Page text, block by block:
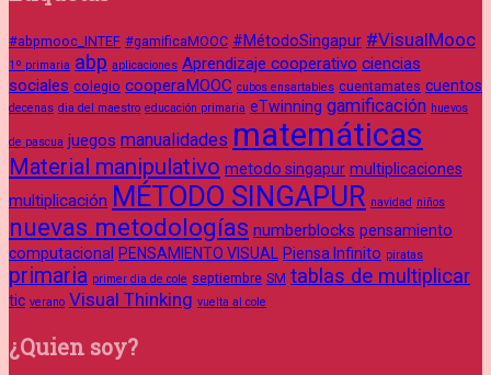
#abpmooc_INTEF #gamificaMOOC #MétodoSingapur #VisualMooc
1º primaria abp aplicaciones Aprendizaje cooperativo ciencias
sociales colegio cooperaMOOC cubos ensartables cuentamates cuentos
decenas dia del maestro educación primaria eTwinning gamificación huevos
de pascua juegos manualidades matemáticas
Material manipulativo metodo singapur multiplicaciones
multiplicación MÉTODO SINGAPUR navidad niños
nuevas metodologías numberblocks pensamiento
computacional
PENSAMIENTO VISUAL Piensa Infinito piratas
primaria primer dia de cole septiembre SM tablas de multiplicar
tic verano Visual Thinking vuelta al cole
¿Quien soy?